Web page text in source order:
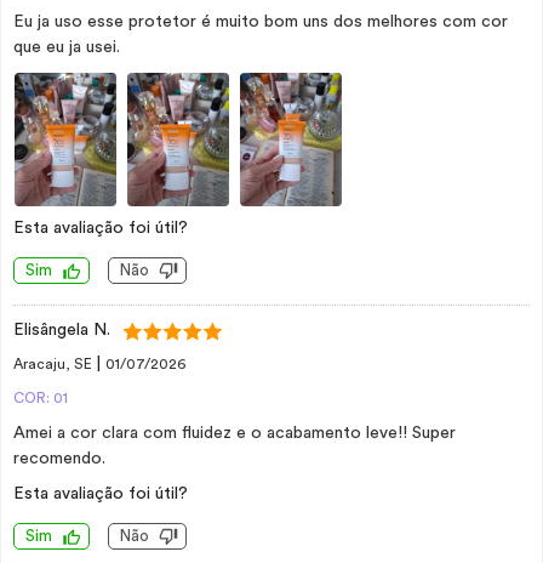
Eu ja uso esse protetor é muito bom uns dos melhores com cor
que eu ja usei.
Esta avaliação foi útil?
Sim Não
Elisângela N.
Aracaju, SE 01/07/2026
COR: 01
Amei a cor clara com fluidez e o acabamento leve!! Super
recomendo.
Esta avaliação foi útil?
Sim Não